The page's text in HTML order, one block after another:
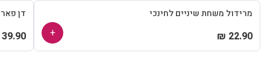
מרידול משחת שיניים לחינכי
22.90 ₪
+
דן
39.90 ₪